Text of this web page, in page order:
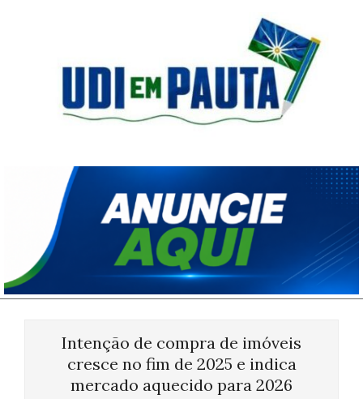
Pauta
Intenção de compra de imóveis
cresce no fim de 2025 e indica
mercado aquecido para 2026